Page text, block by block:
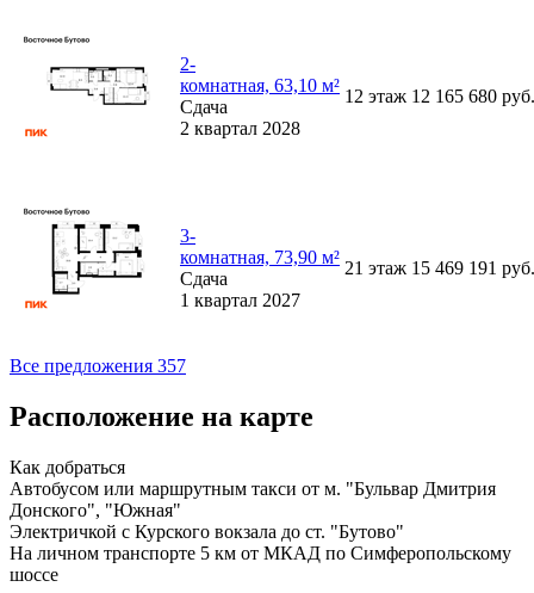
2-
комнатная, 63,10 м²
Сдача
2 квартал 2028
12 этаж 12 165 680 руб.
3-
комнатная, 73,90 м²
Сдача
1 квартал 2027
21 этаж 15 469 191 руб.
Все предложения 357
Расположение на карте
Как добраться
Автобусом или маршрутным такси от м. "Бульвар Дмитрия
Донского", "Южная"
Электричкой с Курского вокзала до ст. "Бутово"
На личном транспорте 5 км от МКАД по Симферопольскому
шоссе